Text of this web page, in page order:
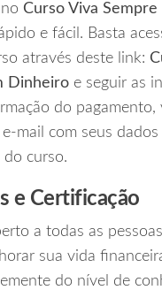
Curso Viva Sempre
e fácil. Basta
através deste link:
Dinheiro e seguir as
do pagamento,
mail com seus dados
curso.
e Certificação
a todas as
sua vida
do nível de